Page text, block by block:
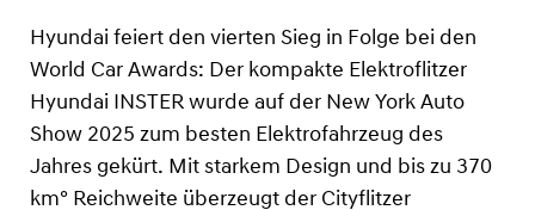
Hyundai feiert den vierten Sieg in Folge bei den
World Car Awards: Der kompakte Elektroflitzer
Hyundai INSTER wurde auf der New York Auto
Show 2025 zum besten Elektrofahrzeug des
Jahres gekürt. Mit starkem Design und bis zu 370
km° Reichweite überzeugt der Cityflitzer